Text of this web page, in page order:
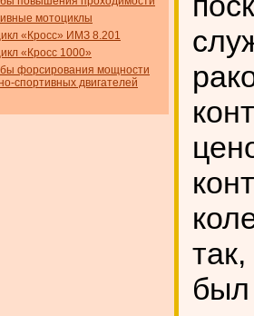
мотоциклы
«Кросс» ИМЗ 8.201
«Кросс 1000»
форсирования мощности
спортивных двигателей
был